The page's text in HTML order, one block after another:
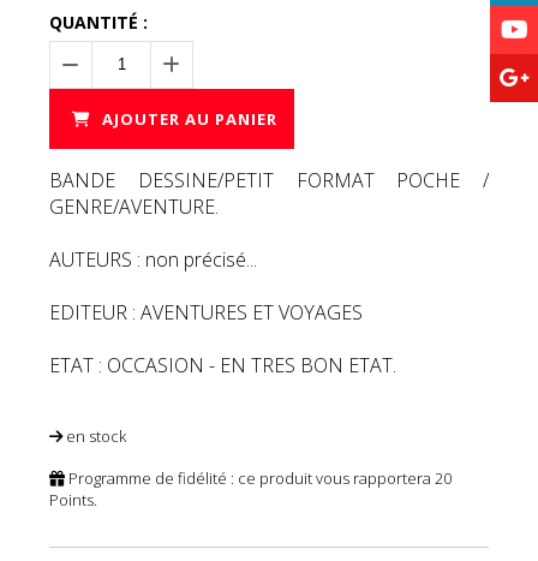
QUANTITÉ :
AJOUTER AU PANIER
BANDE DESSINE/PETIT FORMAT POCHE /
GENRE/AVENTURE.
AUTEURS : non précisé...
EDITEUR : AVENTURES ET VOYAGES
ETAT : OCCASION - EN TRES BON ETAT.
en stock
Programme de fidélité : ce produit vous rapportera20
Points.